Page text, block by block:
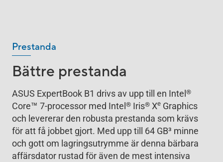
Prestanda
Bättre prestanda
ASUS ExpertBook B1 drivs av upp till en Intel®
Core™ 7-processor med Intel® Iris® Xe Graphics
och levererar den robusta prestanda som krävs
för att få jobbet gjort. Med upp till 64 GB3 minne
och gott om lagringsutrymme är denna bärbara
affärsdator rustad för även de mest intensiva